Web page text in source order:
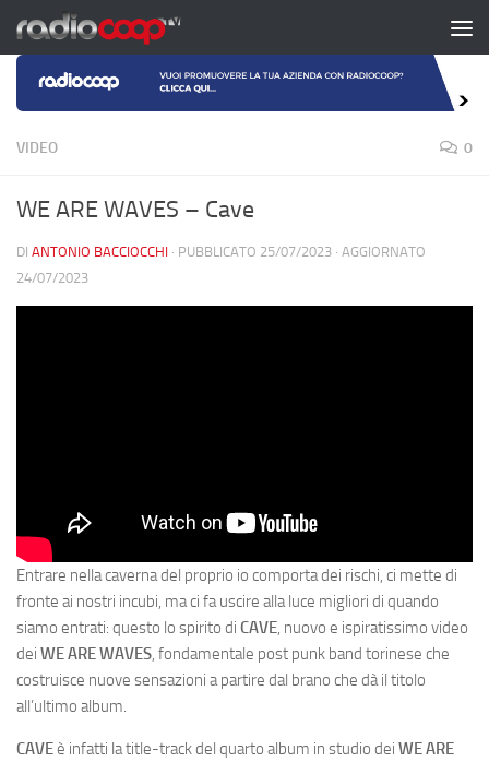
Salta al contenuto
VIDEO 0
WE ARE WAVES – Cave
DI ANTONIO BACCIOCCHI · PUBBLICATO 25/07/2023 · AGGIORNATO
24/07/2023
Entrare nella caverna del proprio io comporta dei rischi, ci mette di
fronte ai nostri incubi, ma ci fa uscire alla luce migliori di quando
siamo entrati: questo lo spirito di CAVE, nuovo e ispiratissimo video
dei WE ARE WAVES, fondamentale post punk band torinese che
costruisce nuove sensazioni a partire dal brano che dà il titolo
all’ultimo album.
CAVEè infatti la title-track del quarto album in studio dei WE ARE